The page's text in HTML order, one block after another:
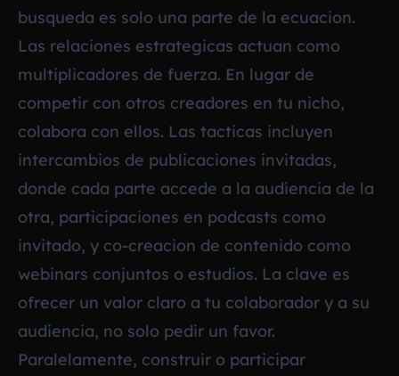
busqueda es solo una parte de la ecuacion.
Las relaciones estrategicas actuan como
multiplicadores de fuerza. En lugar de
competir con otros creadores en tu nicho,
colabora con ellos. Las tacticas incluyen
intercambios de publicaciones invitadas,
donde cada parte accede a la audiencia de la
otra, participaciones en podcasts como
invitado, y co-creacion de contenido como
webinars conjuntos o estudios. La clave es
ofrecer un valor claro a tu colaborador y a su
audiencia, no solo pedir un favor.
Paralelamente, construir o participar